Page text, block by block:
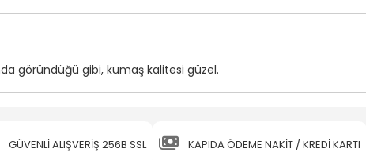
göründüğü gibi, kumaş kalitesi güzel.
GÜVENLİ ALIŞVERİŞ 256B SSL KAPIDA ÖDEME NAKİT / KREDİ KARTI